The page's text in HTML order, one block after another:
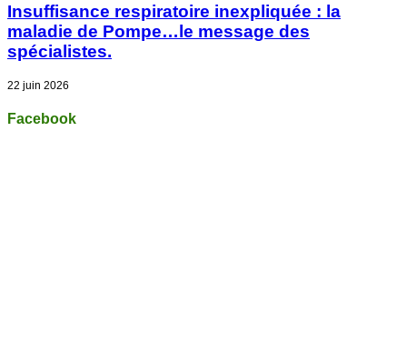
Insuffisance respiratoire inexpliquée : la
maladie de Pompe…le message des
spécialistes.
22 juin 2026
Facebook